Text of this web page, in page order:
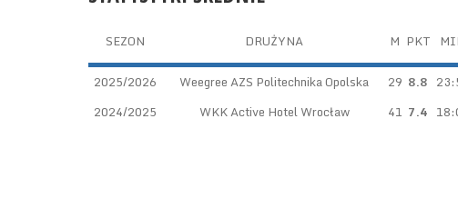
SEZON DRUŻYNA M PKT
2025/2026 Weegree AZS Politechnika Opolska 29 8.8
2024/2025
WKK Active Hotel Wrocław 41 7.4